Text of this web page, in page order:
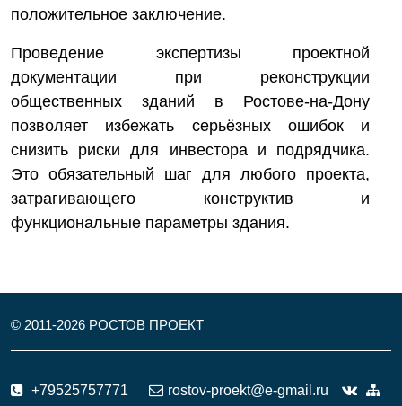
положительное заключение.
Проведение экспертизы проектной
документации при реконструкции
общественных зданий в Ростове-на-Дону
позволяет избежать серьёзных ошибок и
снизить риски для инвестора и подрядчика.
Это обязательный шаг для любого проекта,
затрагивающего конструктив и
функциональные параметры здания.
© 2011-2026 РОСТОВ ПРОЕКТ
+79525757771 rostov-proekt@e-gmail.ru